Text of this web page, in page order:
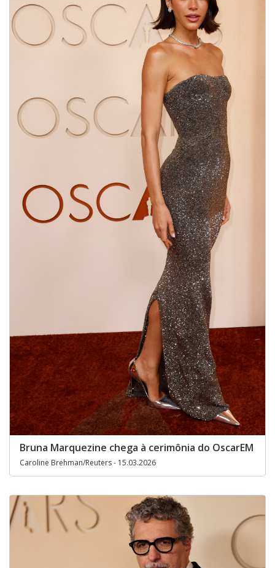
Bruna Marquezine chega à cerimônia do OscarEM
Caroline Brehman/Reuters - 15.03.2026